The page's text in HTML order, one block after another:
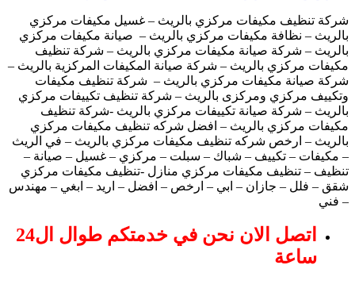
شركة تنظيف مكيفات مركزي بالريث – غسيل مكيفات مركزي
بالريث – نظافة مكيفات مركزي بالريث – صيانة مكيفات مركزي
بالريث – شركة صيانة مكيفات مركزي بالريث – شركة تنظيف
مكيفات مركزي بالريث – شركة صيانة المكيفات المركزية بالريث –
شركة صيانة مكيفات مركزي بالريث – شركة تنظيف مكيفات
وتكييف مركزي ومركزى بالريث – شركة تنظيف تكييفات مركزي
بالريث – شركة صيانة تكييفات مركزي بالريث -شركة تنظيف
مكيفات مركزي بالريث – افضل شركه تنظيف مكيفات مركزي
بالريث – ارخص شركه تنظيف مكيفات مركزي بالريث – في الريث
– مكيفات – تكييف – شباك – سبلت – مركزي – غسيل – صيانة –
تنظيف – تنظيف مكيفات مركزي منازل -تنظيف مكيفات مركزي
شقق – فلل – جازان – ابي – ارخص – افضل – اريد – ابغي – مهندس
– فني
اتصل الان نحن في خدمتكم طوال ال24
ساعة